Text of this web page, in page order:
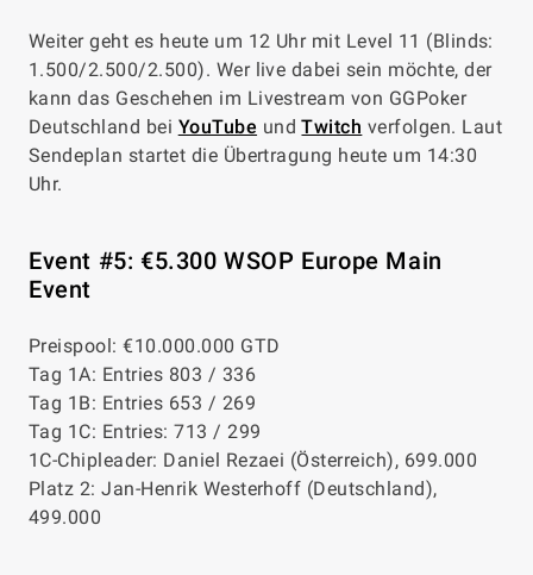
Weiter geht es heute um 12 Uhr mit Level 11 (Blinds:
1.500/2.500/2.500). Wer live dabei sein möchte, der
kann das Geschehen im Livestream von GGPoker
Deutschland bei YouTube undTwitch verfolgen. Laut
Sendeplan startet die Übertragung heute um 14:30
Uhr.
Event #5: €5.300 WSOP Europe Main
Event
Preispool: €10.000.000 GTD
Tag 1A: Entries 803 / 336
Tag 1B: Entries 653 / 269
Tag 1C: Entries: 713 / 299
1C-Chipleader: Daniel Rezaei (Österreich), 699.000
Platz 2: Jan-Henrik Westerhoff (Deutschland),
499.000